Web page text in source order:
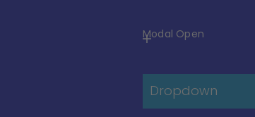
Modal Open
Dropdown